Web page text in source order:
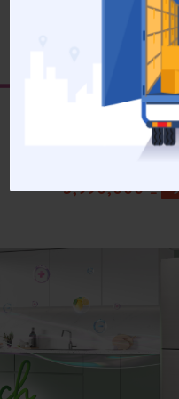
Máy giặt cửa
Giá Thành Viên
5,990,000 ₫ -